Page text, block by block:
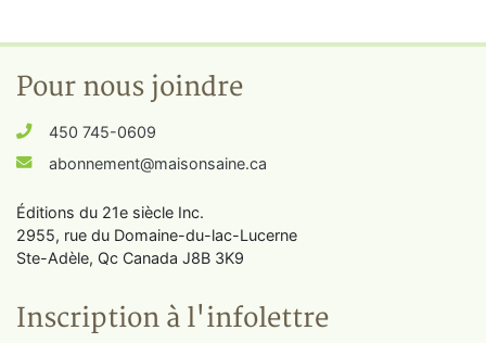
Pour nous joindre
450 745-0609
abonnement@maisonsaine.ca
Éditions du 21e siècle Inc.
2955, rue du Domaine-du-lac-Lucerne
Ste-Adèle, Qc Canada J8B 3K9
Inscription à l'infolettre